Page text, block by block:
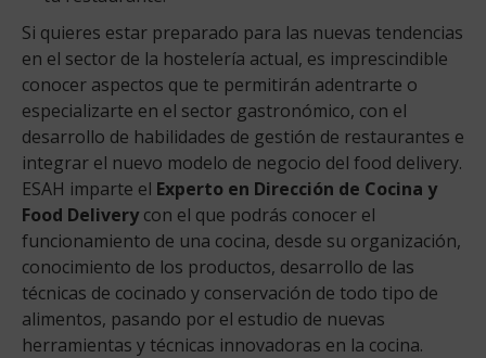
Si quieres estar preparado para las nuevas tendencias
en el sector de la hostelería actual, es imprescindible
conocer aspectos que te permitirán adentrarte o
especializarte en el sector gastronómico, con el
desarrollo de habilidades de gestión de restaurantes e
integrar el nuevo modelo de negocio del food delivery.
ESAH imparte el Experto en Dirección de Cocina y
Food Delivery con el que podrás conocer el
funcionamiento de una cocina, desde su organización,
conocimiento de los productos, desarrollo de las
técnicas de cocinado y conservación de todo tipo de
alimentos, pasando por el estudio de nuevas
herramientas y técnicas innovadoras en la cocina.